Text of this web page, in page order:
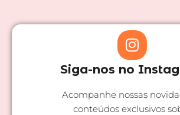
Siga-nos no
Acompanhe nossas
conteúdos exclusivos